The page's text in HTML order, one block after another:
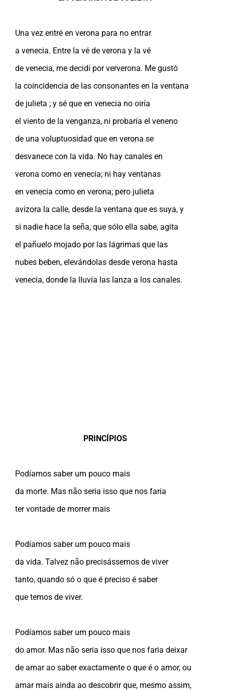
Una vez entré en verona para no entrar
a venecia. Entre la vé de verona y la vé
de venecia, me decidí por ververona. Me gustó
la coincidencia de las consonantes en la ventana
de julieta ; y sé que en venecia no oiría
el viento de la venganza, ni probaría el veneno
de una voluptuosidad que en verona se
desvanece con la vida. No hay canales en
verona como en venecia; ni hay ventanas
en venecia como en verona; pero julieta
avizora la calle, desde la ventana que es suya, y
si nadie hace la seña, que sólo ella sabe, agita
el pañuelo mojado por las lágrimas que las
nubes beben, elevándolas desde verona hasta
venecia, donde la lluvia las lanza a los canales.
PRINCÍPIOS
Podíamos saber um pouco mais
da morte. Mas não seria isso que nos faria
ter vontade de morrer mais
Podíamos saber um pouco mais
da vida. Talvez não precisássemos de viver
tanto, quando só o que é preciso é saber
que temos de viver.
Podíamos saber um pouco mais
do amor. Mas não seria isso que nos faria deixar
de amar ao saber exactamente o que é o amor, ou
amar mais ainda ao descobrir que, mesmo assim,